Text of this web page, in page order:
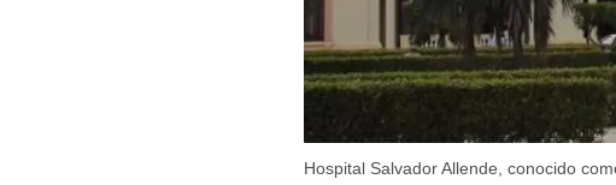
Hospital Salvador Allende, conocido